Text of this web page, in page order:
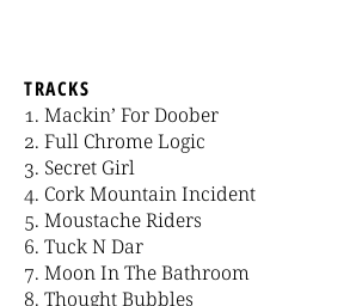
TRACKS
Mackin’ For Doober
Full Chrome Logic
Secret Girl
Cork Mountain Incident
Moustache Riders
Tuck N Dar
Moon In The Bathroom
Thought Bubbles